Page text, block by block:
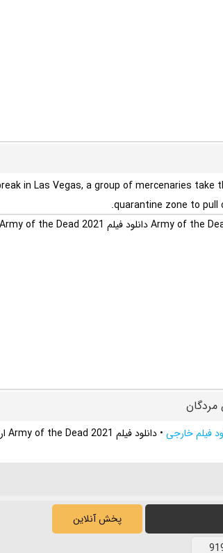
in Las Vegas, a group of mercenaries
quarantine zone to
فیلم خارجی• دانلود فیلم Army of the Dead 2021 ارتش مردگان
پخش آنلاین